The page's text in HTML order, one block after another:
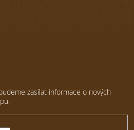
zasílat informace o nových